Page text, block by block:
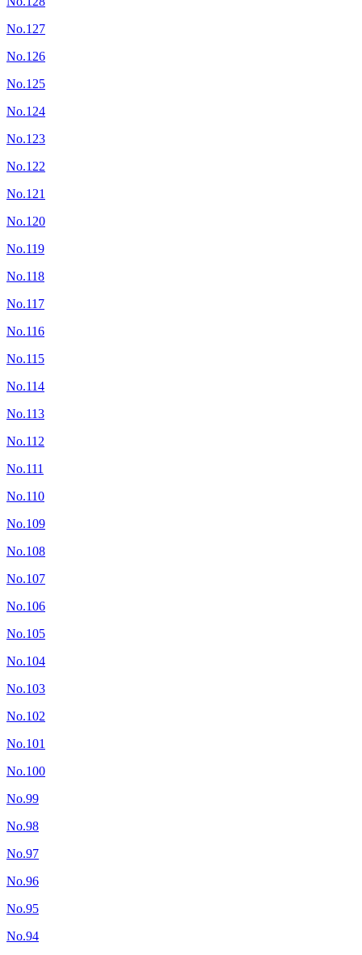
No.127
No.126
No.125
No.124
No.123
No.122
No.121
No.120
No.119
No.118
No.117
No.116
No.115
No.114
No.113
No.112
No.111
No.110
No.109
No.108
No.107
No.106
No.105
No.104
No.103
No.102
No.101
No.100
No.99
No.98
No.97
No.96
No.95
No.94